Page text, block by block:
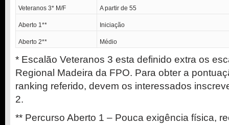
Veteranos 3* M/F A partir de 55
Aberto 1** Iniciação
Aberto 2** Médio
* Escalão Veteranos 3 esta definido extra os
Regional Madeira da FPO. Para obter a
ranking referido, devem os interessados
2.
** Percurso Aberto 1 – Pouca exigência física,